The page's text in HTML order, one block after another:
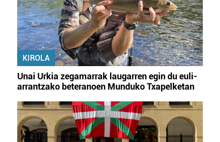
KIROLA
Unai Urkia zegamarrak laugarren egin du euli-
arrantzako beteranoen Munduko Txapelketan